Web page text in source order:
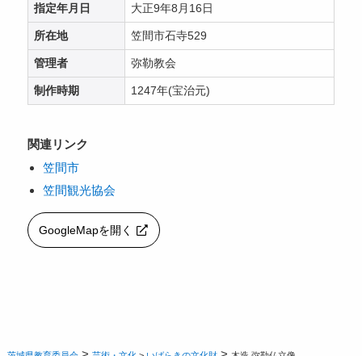
指定年月日 大正9年8月16日
所在地 笠間市石寺529
管理者 弥勒教会
制作時期 1247年(宝治元)
関連リンク
笠間市
笠間観光協会
GoogleMapを開く